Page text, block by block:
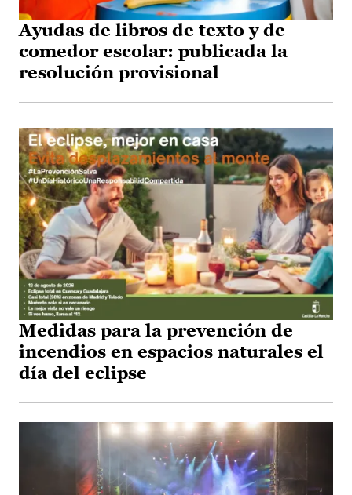
Ayudas de libros de texto y de
comedor escolar: publicada la
resolución provisional
Medidas para la prevención de
incendios en espacios naturales el
día del eclipse